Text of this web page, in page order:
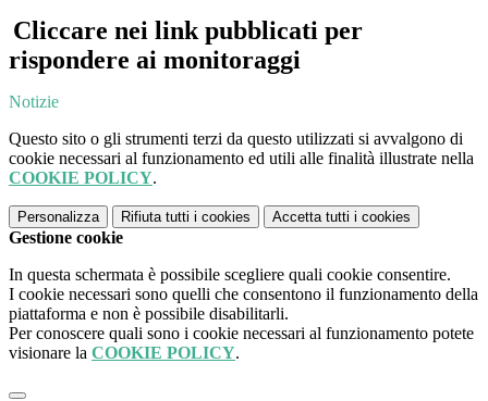
Cliccare nei link pubblicati per
rispondere ai monitoraggi
Notizie
Questo sito o gli strumenti terzi da questo utilizzati si avvalgono di
cookie necessari al funzionamento ed utili alle finalità illustrate nella
COOKIE POLICY.
Personalizza Rifiuta tutti i cookies Accetta tutti i cookies
Gestione cookie
In questa schermata è possibile scegliere quali cookie consentire.
I cookie necessari sono quelli che consentono il funzionamento della
piattaforma e non è possibile disabilitarli.
Per conoscere quali sono i cookie necessari al funzionamento potete
visionare la COOKIE POLICY.